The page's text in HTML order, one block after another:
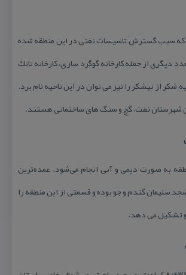
كه سبب گسترش تاسیسات نفتی در این منطقه شده
دیگری از جمله كارخانه گوگرد سازی، كارخانه تانك
شكر از نیشكر را نیز می توان در این ناحیه نام برد.
شهرستان نفت، گچ و سنگ های ساختمانی هستند.
به صورت دیمی و آبی انجام می‌شود. عمده‌ترین
سلیمان گندم و جو بوده و قسمتی از این منطقه را
تشكیل می دهد.